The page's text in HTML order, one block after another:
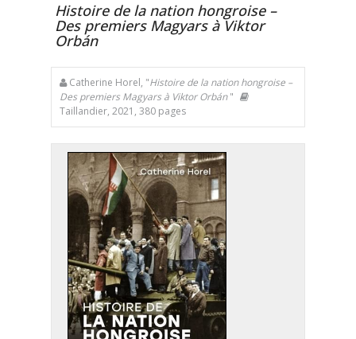
Histoire de la nation hongroise –
Des premiers Magyars à Viktor
Orbán
Catherine Horel, "Histoire de la nation hongroise –
Des premiers Magyars à Viktor Orbán"
Taillandier, 2021, 380 pages